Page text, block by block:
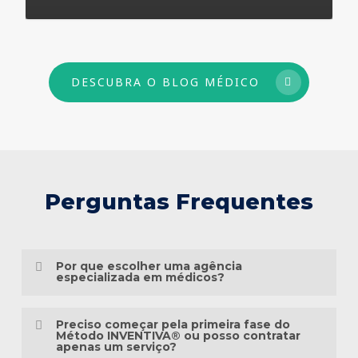
DESCUBRA O BLOG MÉDICO
Perguntas Frequentes
Por que escolher uma agência
especializada em médicos?
mais do que conhecimento em publicidade.
Preciso começar pela primeira fase do
Método INVENTIVA® ou posso contratar
apenas um serviço?